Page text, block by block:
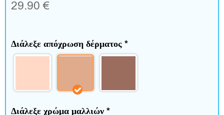
ά
29.90€
Διάλεξε απόχρωση δέρματος *
Διάλεξε χρώμα μαλλιών *